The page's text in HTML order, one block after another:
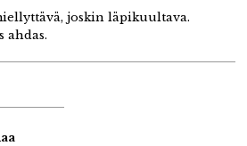
joskin läpikuultava.
ahdas.